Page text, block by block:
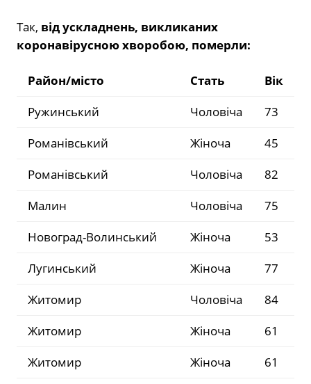
Так, від ускладнень, викликаних
коронавірусною хворобою, померли:
Район/місто Стать
Вік
Ружинський
Чоловіча
73
Романівський
Жіноча
45
Романівський
Чоловіча
82
Малин
Чоловіча
75
Новоград-Волинський
Жіноча
53
Лугинський
Жіноча
77
Житомир
Чоловіча
84
Житомир
Жіноча
61
Житомир
Жіноча
61